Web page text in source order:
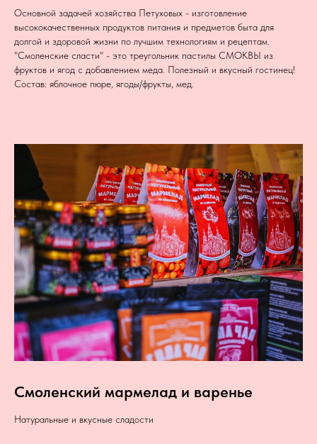
Основной задачей хозяйства Петуховых - изготовление
высококачественных продуктов питания и предметов быта для
долгой и здоровой жизни по лучшим технологиям и рецептам.
"Смоленские сласти" - это треугольник пастилы СМОКВЫ из
фруктов и ягод с добавлением меда. Полезный и вкусный гостинец!
Состав: яблочное пюре, ягоды/фрукты, мед.
Смоленский мармелад и варенье
Натуральные и вкусные сладости